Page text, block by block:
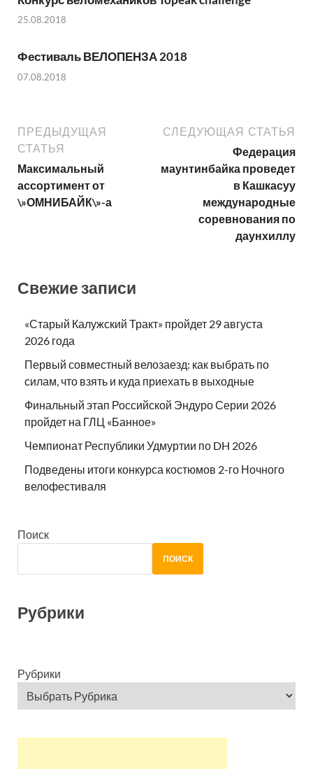
25.08.2018
Фестиваль ВЕЛОПЕНЗА 2018
07.08.2018
ПРЕДЫДУЩАЯ
СТАТЬЯ
Максимальный
ассортимент от
\»ОМНИБАЙК\»-а
СЛЕДУЮЩАЯ СТАТЬЯ
Федерация
маунтинбайка проведет
в Кашкасуу
международные
соревнования по
даунхиллу
Свежие записи
«Старый Калужский Тракт» пройдет 29 августа
2026 года
Первый совместный велозаезд: как выбрать по
силам, что взять и куда приехать в выходные
Финальный этап Российской Эндуро Серии 2026
пройдет на ГЛЦ «Банное»
Чемпионат Республики Удмуртии по DH 2026
Подведены итоги конкурса костюмов 2-го Ночного
велофестиваля
Поиск
ПОИСК
Рубрики
Рубрики